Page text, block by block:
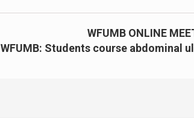
WFUMB ONLINE
WFUMB: Students course abdominal